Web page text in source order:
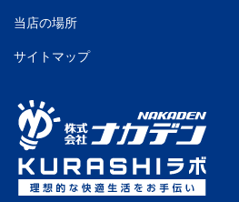
当店の場所
サイトマップ